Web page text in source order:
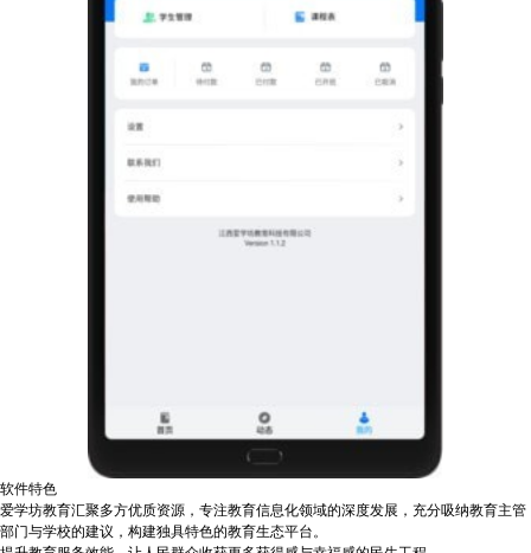
软件特色
爱学坊教育汇聚多方优质资源，专注教育信息化领域的深度发展，充分吸纳教育主管
部门与学校的建议，构建独具特色的教育生态平台。